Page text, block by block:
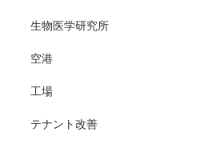
生物医学研究所
空港
工場
テナント改善